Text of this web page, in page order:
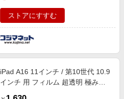
ストアにすすむ
iPad A16 11インチ / 第10世代 10.9
インチ 用 フィルム 超透明 極み設